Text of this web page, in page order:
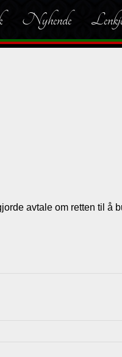
Nyhende
avtale om retten til å